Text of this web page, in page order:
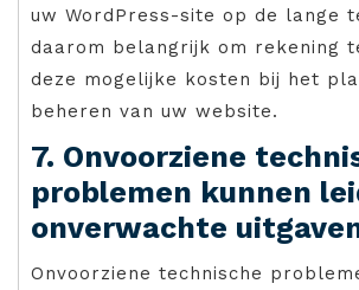
uw WordPress-site op de lange
daarom belangrijk om rekening
deze mogelijke kosten bij het
beheren van uw website.
7. Onvoorziene
problemen kunnen
onverwachte
Onvoorziene technische